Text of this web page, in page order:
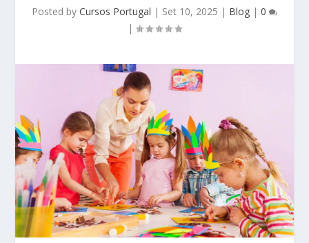
Posted by Cursos Portugal | Set 10, 2025 | Blog | 0
|